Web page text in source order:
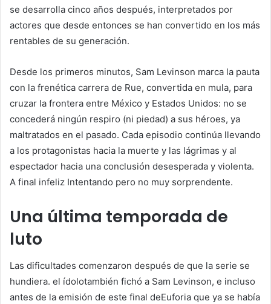
se desarrolla cinco años después, interpretados por
actores que desde entonces se han convertido en los más
rentables de su generación.
Desde los primeros minutos, Sam Levinson marca la pauta
con la frenética carrera de Rue, convertida en mula, para
cruzar la frontera entre México y Estados Unidos: no se
concederá ningún respiro (ni piedad) a sus héroes, ya
maltratados en el pasado. Cada episodio continúa llevando
a los protagonistas hacia la muerte y las lágrimas y al
espectador hacia una conclusión desesperada y violenta.
A final infeliz Intentando pero no muy sorprendente.
Una última temporada de
luto
Las dificultades comenzaron después de que la serie se
hundiera. el ídolotambién fichó a Sam Levinson, e incluso
antes de la emisión de este final deEuforia que ya se había